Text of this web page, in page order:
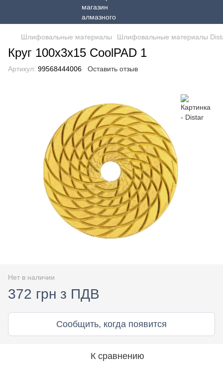
Шлифовальные материалы Шлифовальные материалы
Круг 100x3x15 CoolPAD 1
Артикул: 99568444006 Оставить отзыв
Нет в наличии
372 грн з ПДВ
Сообщить, когда появится
К сравнению